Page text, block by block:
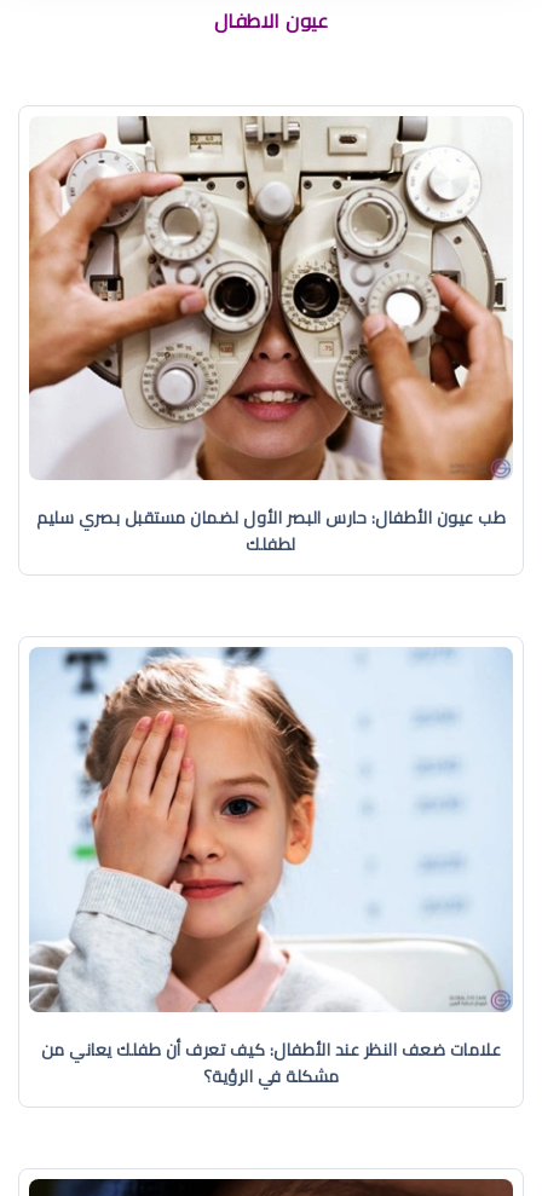
عيون الاطفال
طب عيون الأطفال: حارس البصر الأول لضمان مستقبل بصري سليم
لطفلك
علامات ضعف النظر عند الأطفال: كيف تعرف أن طفلك يعاني من
مشكلة في الرؤية؟